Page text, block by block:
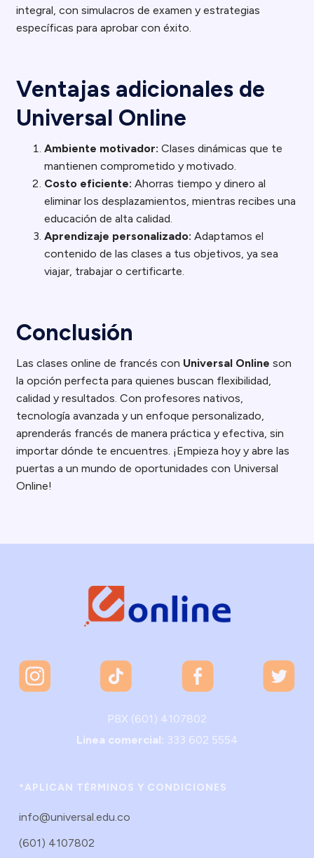
integral, con simulacros de examen y estrategias
específicas para aprobar con éxito.
Ventajas adicionales de
Universal Online
Ambiente motivador: Clases dinámicas que te
mantienen comprometido y motivado.
Costo eficiente: Ahorras tiempo y dinero al
eliminar los desplazamientos, mientras recibes una
educación de alta calidad.
Aprendizaje personalizado: Adaptamos el
contenido de las clases a tus objetivos, ya sea
viajar, trabajar o certificarte.
Conclusión
Las clases online de francés con Universal Online son
la opción perfecta para quienes buscan flexibilidad,
calidad y resultados. Con profesores nativos,
tecnología avanzada y un enfoque personalizado,
aprenderás francés de manera práctica y efectiva, sin
importar dónde te encuentres. ¡Empieza hoy y abre las
puertas a un mundo de oportunidades con Universal
Online!
PBX (601) 4107802
Linea comercial: 333 602 5554
*APLICAN TÉRMINOS Y CONDICIONES
info@universal.edu.co
(601) 4107802